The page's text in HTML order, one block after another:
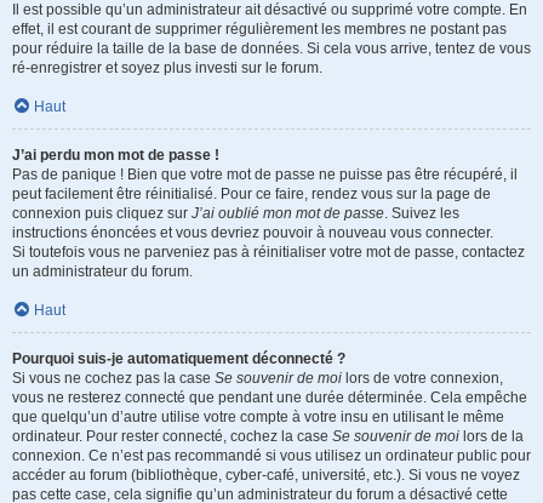
Il est possible qu’un administrateur ait désactivé ou supprimé votre compte. En
effet, il est courant de supprimer régulièrement les membres ne postant pas
pour réduire la taille de la base de données. Si cela vous arrive, tentez de vous
ré-enregistrer et soyez plus investi sur le forum.
Haut
J’ai perdu mon mot de passe !
Pas de panique ! Bien que votre mot de passe ne puisse pas être récupéré, il
peut facilement être réinitialisé. Pour ce faire, rendez vous sur la page de
connexion puis cliquez sur J’ai oublié mon mot de passe. Suivez les
instructions énoncées et vous devriez pouvoir à nouveau vous connecter.
Si toutefois vous ne parveniez pas à réinitialiser votre mot de passe, contactez
un administrateur du forum.
Haut
Pourquoi suis-je automatiquement déconnecté ?
Si vous ne cochez pas la case Se souvenir de moi lors de votre connexion,
vous ne resterez connecté que pendant une durée déterminée. Cela empêche
que quelqu’un d’autre utilise votre compte à votre insu en utilisant le même
ordinateur. Pour rester connecté, cochez la case Se souvenir de moi lors de la
connexion. Ce n’est pas recommandé si vous utilisez un ordinateur public pour
accéder au forum (bibliothèque, cyber-café, université, etc.). Si vous ne voyez
pas cette case, cela signifie qu’un administrateur du forum a désactivé cette